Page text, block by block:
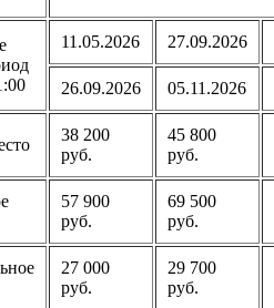
11.05.2026 27.09.2026
26.09.2026 05.11.2026
38 200
руб.
45 800
руб.
57 900
руб.
69 500
руб.
27 000
руб.
29 700
руб.